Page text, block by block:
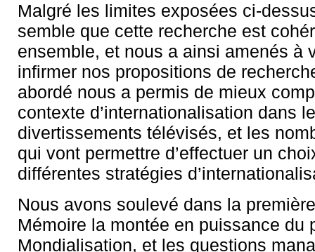
Malgré les limites exposées ci-
semble que cette recherche est
ensemble, et nous a ainsi amenés à
infirmer nos propositions de
abordé nous a permis de mieux
contexte d’internationalisation dans
divertissements télévisés, et les
qui vont permettre d’effectuer un
différentes stratégies
Nous avons soulevé dans la
Mémoire la montée en puissance du
Mondialisation, et les questions